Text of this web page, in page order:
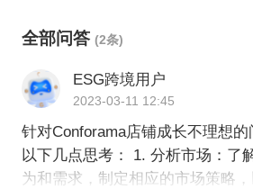
全部问答 (2条)
ESG跨境用户
2023-03-11 12:45
针对Conforama店铺成长不理想
以下几点思考： 1. 分析市场：了解目标市场的消费行
为和需求，制定相应的市场策略